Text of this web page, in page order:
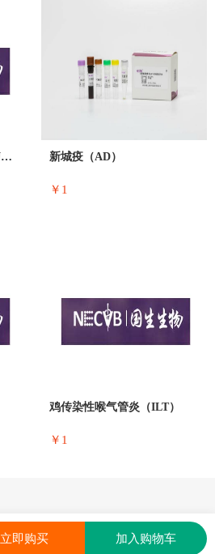
禽流感（AI）&新城疫（ND） 新城疫（AD）
￥1
鸡传染性喉气管炎（ILT）
￥1
立即购买 加入购物车